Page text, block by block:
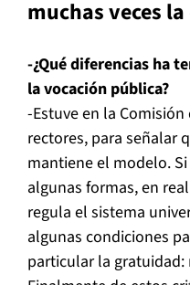
muchas veces
-¿Qué diferencias ha
la vocación pública?
-Estuve en la
rectores, para señalar
mantiene el modelo.
algunas formas, en
regula el sistema
algunas condiciones
particular la